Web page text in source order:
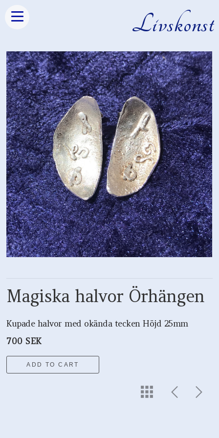
Livskonst
Magiska halvor Örhängen
Kupade halvor med okända tecken Höjd 25mm
700 SEK
ADD TO CART